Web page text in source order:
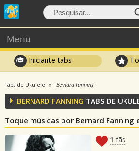
Menu
Iniciante tabs
Tabs de Ukulele Bernard Fanning
BERNARD FANNING TABS DE
Toque músicas por Bernard Fanning
1 fãs